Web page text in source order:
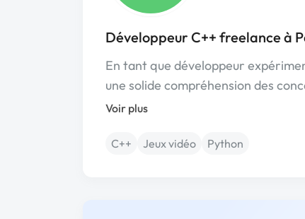
Développeur C++ freelance à
En tant que développeur
une solide compréhension des
Voir plus
C++ Jeux vidéo Python